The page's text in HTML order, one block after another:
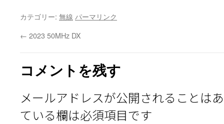
カテゴリー: 無線 パーマリンク
← 2023 50MHz DX
コメントを残す
メールアドレスが公開されることは
ている欄は必須項目です